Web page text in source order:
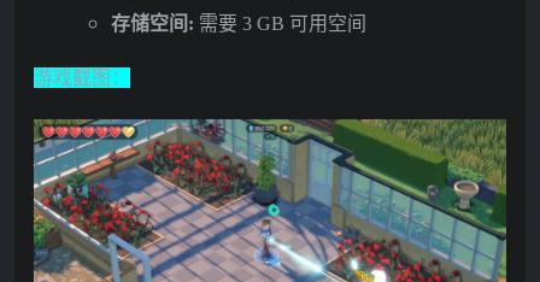
存储空间: 需要 3 GB 可用空间
游戏截图：